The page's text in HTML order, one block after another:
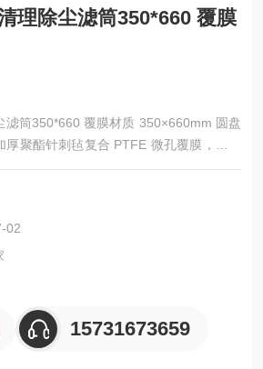
理除尘滤筒350*660 覆膜
滤筒350*660 覆膜材质 350×660mm 圆盘
厚聚酯针刺毡复合 PTFE 微孔覆膜，专门
钢、木器等车间打磨细粉尘设计，单支过
糊筒，双层镀锌支撑网抗金属碎屑冲刷，
备，长期低阻力运行，稳定满足车间粉
02
15731673659